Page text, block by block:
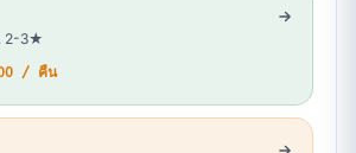
2-3★
/ คืน